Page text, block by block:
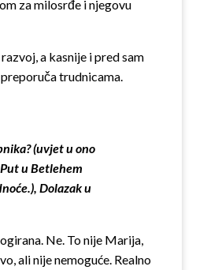
za milosrđe i njegovu
a kasnije i pred sam
trudnicama.
(uvjet u ono
u Betlehem
Dolazak u
Ne. To nije Marija,
ali nije nemoguće. Realno